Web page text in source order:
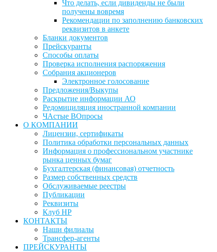
Что делать, если дивиденды не были
получены вовремя
Рекомендации по заполнению банковских
реквизитов в анкете
Бланки документов
Прейскуранты
Способы оплаты
Проверка исполнения распоряжения
Собрания акционеров
Электронное голосование
Предложения/Выкупы
Раскрытие информации АО
Редомициляция иностранной компании
ЧАстые ВОпросы
О КОМПАНИИ
Лицензии, сертификаты
Политика обработки персональных данных
Информация о профессиональном участнике
рынка ценных бумаг
Бухгалтерская (финансовая) отчетность
Размер собственных средств
Обслуживаемые реестры
Публикации
Реквизиты
Клуб НР
КОНТАКТЫ
Наши филиалы
Трансфер-агенты
ПРЕЙСКУРАНТЫ